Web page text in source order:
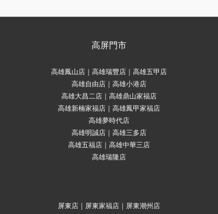
高屏門市
高雄鳳山店｜高雄瑞豐店｜高雄五甲店
高雄自由店｜高雄小港店
高雄大昌二店｜高雄鼎山家福店
高雄新楠家福店｜高雄鳳甲家福店
高雄夢時代店
高雄明誠店｜高雄三多店
高雄五福店｜高雄中華三店
高雄瑞隆店
屏東店｜屏東家福店｜屏東潮州店